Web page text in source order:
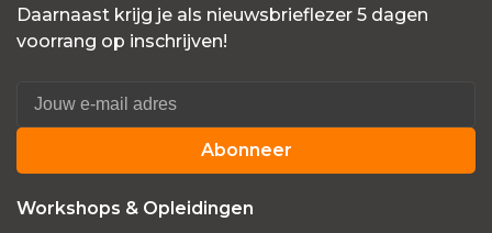
Daarnaast krijg je als nieuwsbrieflezer 5 dagen
voorrang op inschrijven!
Abonneer
Workshops & Opleidingen